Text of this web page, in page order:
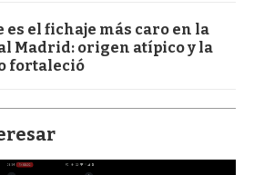
es el fichaje más caro en la
Madrid: origen atípico y la
fortaleció